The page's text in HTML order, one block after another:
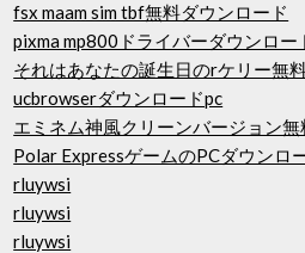
fsx maam sim tbf無料ダウンロード
pixma mp800ドライバーダウンロー
それはあなたの誕生日のrケリー無
ucbrowserダウンロードpc
エミネム神風クリーンバージョン
Polar ExpressゲームのPCダウンロ
rluywsi
rluywsi
rluywsi